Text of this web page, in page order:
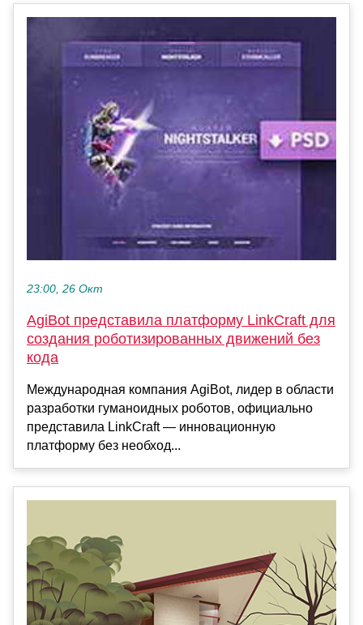
23:00, 26 Окт
AgiBot представила платформу LinkCraft для
создания роботизированных движений без
кода
Международная компания AgiBot, лидер в области
разработки гуманоидных роботов, официально
представила LinkCraft — инновационную
платформу без необход...